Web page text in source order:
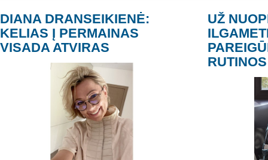
DIANA DRANSEIKIENĖ:
KELIAS Į PERMAINAS
VISADA ATVIRAS
UŽ